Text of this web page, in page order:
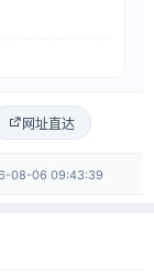
网址直达
08-06 09:43:39